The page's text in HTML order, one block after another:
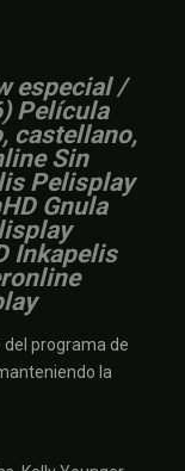
especial /
Película
castellano,
Sin
Pelisplay
Gnula
Inkapelis
programa de
la